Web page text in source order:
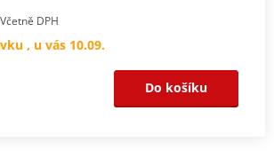
Včetně DPH
, u vás 10.09.
Do košíku